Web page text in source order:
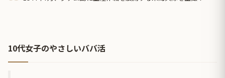
10代女子のやさしいババ活